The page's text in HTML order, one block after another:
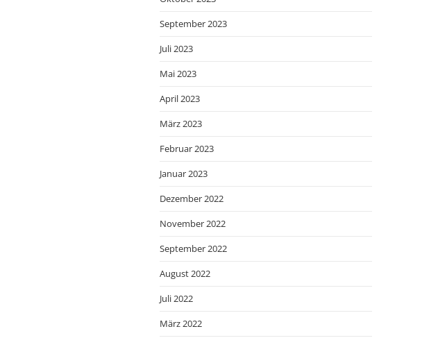
September 2023
Juli 2023
Mai 2023
April 2023
März 2023
Februar 2023
Januar 2023
Dezember 2022
November 2022
September 2022
August 2022
Juli 2022
März 2022